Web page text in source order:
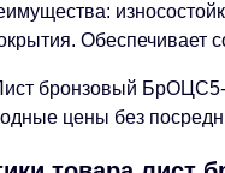
Обеспечивает
бронзовый БрОЦС5-
цены без